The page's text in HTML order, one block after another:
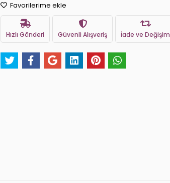
Favorilerime ekle
Hızlı Gönderi Güvenli Alışveriş İade ve Değişim